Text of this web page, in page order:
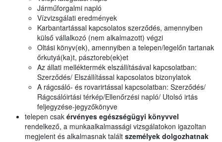
Járműforgalmi napló
Vízvizsgálati eredmények
Karbantartással kapcsolatos szerződés, amennyiben
külső vállalkozó (nem alkalmazott) végzi
Oltási könyv(ek), amennyiben a telepen/legelőn tartanak
őrkutyá(ka)t, pásztoreb(ek)et
Az állati melléktermék elszállításával kapcsolatban:
Szerződés/ Elszállítással kapcsolatos bizonylatok
A rágcsáló- és rovarirtással kapcsolatban: Szerződés/
Rágcsálóirtási térkép/Ellenőrzési napló/ Utolsó irtás
feljegyzése-jegyzőkönyve
telepen csak érvényes egészségügyi könyvvel
rendelkező, a munkaalkalmassági vizsgálatokon igazoltan
megjelent és alkalmasnak talált személyek dolgozhatnak